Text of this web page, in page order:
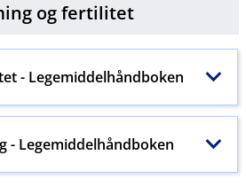
ogfertilitet
- Legemiddelhåndboken
- Legemiddelhåndboken